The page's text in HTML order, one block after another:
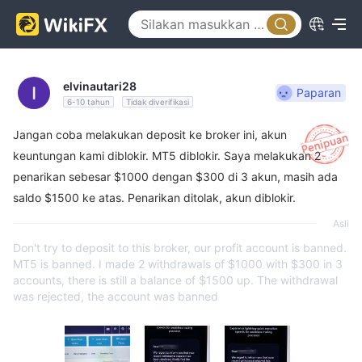
elvinautari28
6-10 tahun Tidak diverifikasi
Paparan
Jangan coba melakukan deposit ke broker ini, akun
keuntungan kami diblokir. MT5 diblokir. Saya melakukan 2
penarikan sebesar $1000 dengan $300 di 3 akun, masih ada
saldo $1500 ke atas. Penarikan ditolak, akun diblokir.
Asli
Don't try to deposit to this broker, our profit account is banned.
MT5 is banned. I made 2 withdrawals of $1000 with $300 in 3
accounts, there is still a balance of $1500 up. The withdrawal
was rejected, the account was banned